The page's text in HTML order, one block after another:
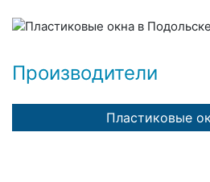
Производители
Пластиковые